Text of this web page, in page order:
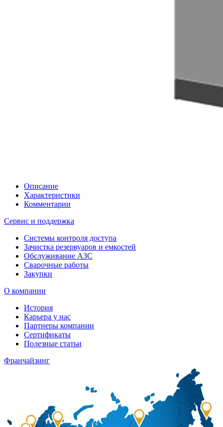
Описание
Характеристики
Комментарии
Сервис и поддержка
Системы контроля доступа
Зачистка резервуаров и емкостей
Обслуживание АЗС
Сварочные работы
Закупки
О компании
История
Карьера у нас
Партнеры компании
Сертификаты
Полезные статьи
Франчайзинг